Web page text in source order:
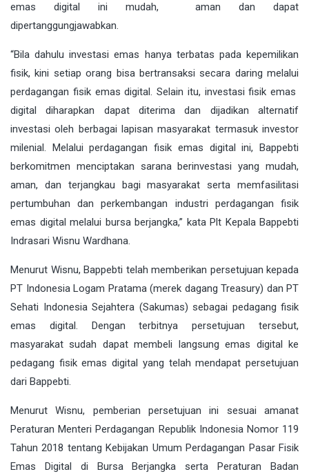
emas digital ini mudah, aman dan dapat
dipertanggungjawabkan.
“Bila dahulu investasi emas hanya terbatas pada kepemilikan
fisik, kini setiap orang bisa bertransaksi secara daring melalui
perdagangan fisik emas digital. Selain itu, investasi fisik emas
digital diharapkan dapat diterima dan dijadikan alternatif
investasi oleh berbagai lapisan masyarakat termasuk investor
milenial. Melalui perdagangan fisik emas digital ini, Bappebti
berkomitmen menciptakan sarana berinvestasi yang mudah,
aman, dan terjangkau bagi masyarakat serta memfasilitasi
pertumbuhan dan perkembangan industri perdagangan fisik
emas digital melalui bursa berjangka,” kata Plt Kepala Bappebti
Indrasari Wisnu Wardhana.
Menurut Wisnu, Bappebti telah memberikan persetujuan kepada
PT Indonesia Logam Pratama (merek dagang Treasury) dan PT
Sehati Indonesia Sejahtera (Sakumas) sebagai pedagang fisik
emas digital. Dengan terbitnya persetujuan tersebut,
masyarakat sudah dapat membeli langsung emas digital ke
pedagang fisik emas digital yang telah mendapat persetujuan
dari Bappebti.
Menurut Wisnu, pemberian persetujuan ini sesuai amanat
Peraturan Menteri Perdagangan Republik Indonesia Nomor 119
Tahun 2018 tentang Kebijakan Umum Perdagangan Pasar Fisik
Emas Digital di Bursa Berjangka serta Peraturan Badan